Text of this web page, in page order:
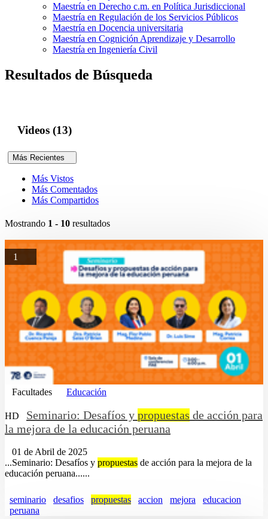
Maestría en Derecho c.m. en Política Jurisdiccional
Maestría en Regulación de los Servicios Públicos
Maestría en Docencia universitaria
Maestría en Cognición Aprendizaje y Desarrollo
Maestría en Ingeniería Civil
Resultados de Búsqueda
Videos (13)
Más Recientes
Más Vistos
Más Comentados
Más Compartidos
Mostrando 1 - 10 resultados
1
Facultades Educación
HD Seminario: Desafíos y propuestas de acción para
la mejora de la educación peruana
01 de Abril de 2025
...Seminario: Desafíos y propuestas de acción para la mejora de la
educación peruana......
seminario desafios propuestas accion mejora
educacion
peruana